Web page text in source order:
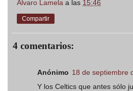
Álvaro Lamela a las 15:46
Compartir
4 comentarios:
Anónimo 18 de septiembre
Y los Celtics que antes sólo